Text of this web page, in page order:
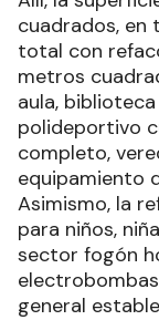
cuadrados, en
total con
metros
aula,
polideportivo
completo,
equipamiento
Asimismo, la
para niños,
sector fogón
general